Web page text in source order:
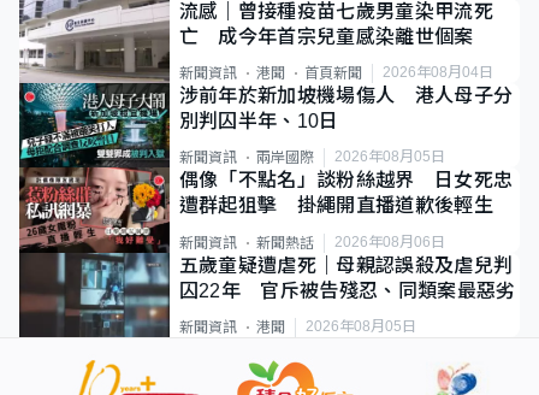
流感｜曾接種疫苗七歲男童染甲流死
亡 成今年首宗兒童感染離世個案
新聞資訊 港聞 首頁新聞 2026年08月04日
涉前年於新加坡機場傷人 港人母子分
別判囚半年、10日
新聞資訊 兩岸國際 2026年08月05日
偶像「不點名」談粉絲越界 日女死忠
遭群起狙擊 掛繩開直播道歉後輕生
新聞資訊 新聞熱話 2026年08月06日
五歲童疑遭虐死｜母親認誤殺及虐兒判
囚22年 官斥被告殘忍、同類案最惡劣
新聞資訊 港聞 2026年08月05日